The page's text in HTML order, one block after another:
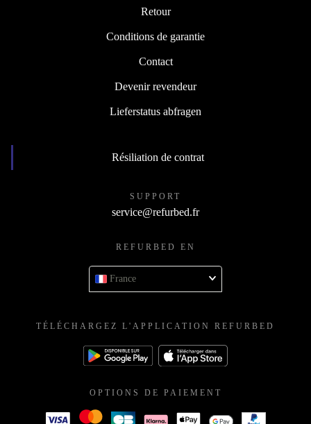
Retour
Conditions de garantie
Contact
Devenir revendeur
Lieferstatus abfragen
Résiliation de contrat
SUPPORT
service@refurbed.fr
REFURBED EN
France
TÉLÉCHARGEZ L'APPLICATION REFURBED
OPTIONS DE PAIEMENT